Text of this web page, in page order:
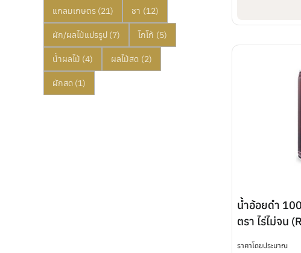
แกลมเกษตร (21) ชา (12)
ผัก/ผลไม้แปรรูป (7) โกโก้ (5)
น้ำผลไม้ (4) ผลไม้สด (2)
ผักสด (1)
น้ำอ้อยดำ
ตรา ไร่ไม่จน
ราคาโดยประมาณ